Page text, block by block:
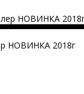
НОВИНКА 2018г